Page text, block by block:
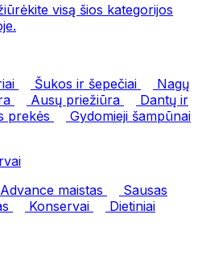
visą šios kategorijos
Šukos ir šepečiai
Nagų
Ausų priežiūra
Dantų ir
prekės
Gydomieji šampūnai
Advance maistas
Sausas
Konservai
Dietiniai